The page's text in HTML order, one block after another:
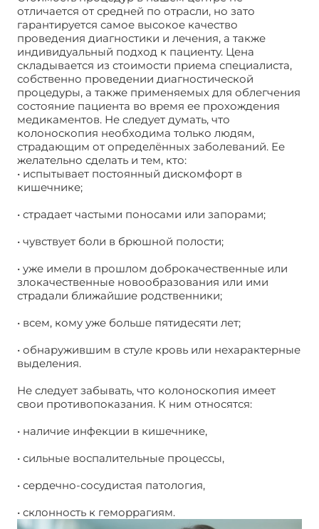
отличается от средней по отрасли, но зато
гарантируется самое высокое качество
проведения диагностики и лечения, а также
индивидуальный подход к пациенту. Цена
складывается из стоимости приема специалиста,
собственно проведении диагностической
процедуры, а также применяемых для облегчения
состояние пациента во время ее прохождения
медикаментов. Не следует думать, что
колоноскопия необходима только людям,
страдающим от определённых заболеваний. Ее
желательно сделать и тем, кто:
• испытывает постоянный дискомфорт в
кишечнике;
• страдает частыми поносами или запорами;
• чувствует боли в брюшной полости;
• уже имели в прошлом доброкачественные или
злокачественные новообразования или ими
страдали ближайшие родственники;
• всем, кому уже больше пятидесяти лет;
• обнаружившим в стуле кровь или нехарактерные
выделения.
Не следует забывать, что колоноскопия имеет
свои противопоказания. К ним относятся:
• наличие инфекции в кишечнике,
• сильные воспалительные процессы,
• сердечно-сосудистая патология,
• склонность к геморрагиям.